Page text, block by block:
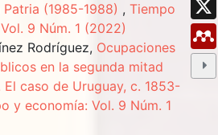
(1985-1988) ,Tiempo
9 Núm. 1 (2022)
Rodríguez, Ocupaciones
en la segunda mitad
El caso de Uruguay, c. 1853-
y economía: Vol. 9 Núm. 1